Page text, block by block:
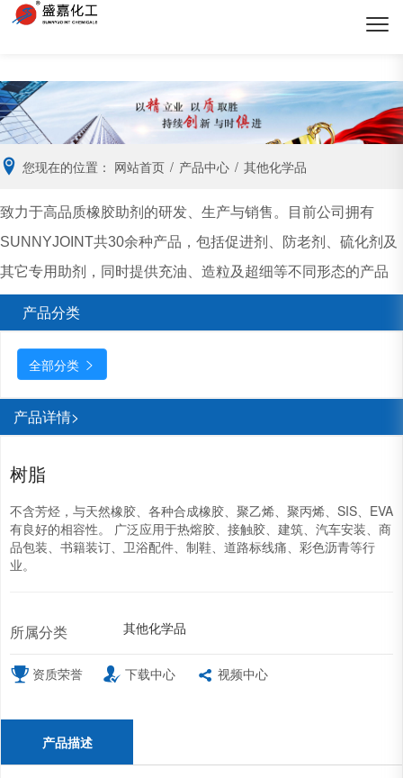
您现在的位置： 网站首页 / 产品中心 / 其他化学品
致力于高品质橡胶助剂的研发、生产与销售。目前公司拥有
SUNNYJOINT共30余种产品，包括促进剂、防老剂、硫化剂及
其它专用助剂，同时提供充油、造粒及超细等不同形态的产品
产品分类
全部分类 
产品详情>
树脂
不含芳烃，与天然橡胶、各种合成橡胶、聚乙烯、聚丙烯、SIS、EVA
有良好的相容性。 广泛应用于热熔胶、接触胶、建筑、汽车安装、商
品包装、书籍装订、卫浴配件、制鞋、道路标线痛、彩色沥青等行
业。
所属分类 其他化学品
资质荣誉 下载中心 视频中心
产品描述